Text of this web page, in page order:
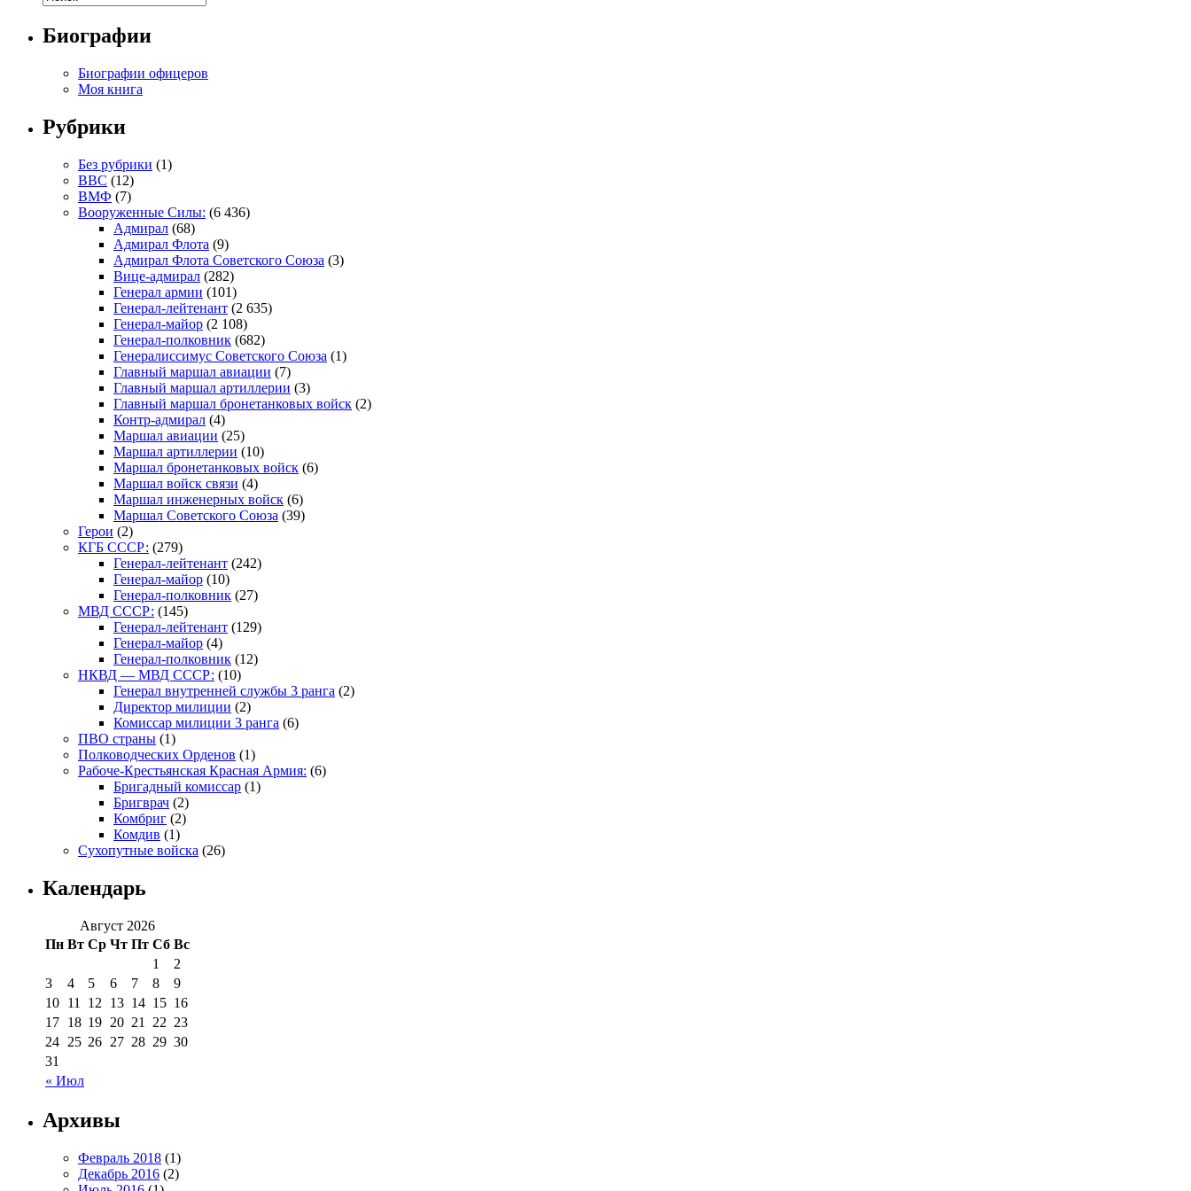
Биографии
Биографии офицеров
Моя книга
Рубрики
Без рубрики (1)
ВВС (12)
ВМФ (7)
Вооруженные Силы: (6 436)
Адмирал (68)
Адмирал Флота (9)
Адмирал Флота Советского Союза (3)
Вице-адмирал (282)
Генерал армии (101)
Генерал-лейтенант (2 635)
Генерал-майор (2 108)
Генерал-полковник (682)
Генералиссимус Советского Союза (1)
Главный маршал авиации (7)
Главный маршал артиллерии (3)
Главный маршал бронетанковых войск (2)
Контр-адмирал (4)
Маршал авиации (25)
Маршал артиллерии (10)
Маршал бронетанковых войск (6)
Маршал войск связи (4)
Маршал инженерных войск (6)
Маршал Советского Союза (39)
Герои (2)
КГБ СССР: (279)
Генерал-лейтенант (242)
Генерал-майор (10)
Генерал-полковник (27)
МВД СССР: (145)
Генерал-лейтенант (129)
Генерал-майор (4)
Генерал-полковник (12)
НКВД — МВД СССР: (10)
Генерал внутренней службы 3 ранга (2)
Директор милиции (2)
Комиссар милиции 3 ранга (6)
ПВО страны (1)
Полководческих Орденов (1)
Рабоче-Крестьянская Красная Армия: (6)
Бригадный комиссар (1)
Бригврач (2)
Комбриг (2)
Комдив (1)
Сухопутные войска (26)
Календарь
Август 2026
Пн Вт Ср Чт Пт Сб Вс
« Июл
1
2
3
4 5 6 7 8
9
10 11 12 13 14 15 16
17 18 19 20 21 22 23
24 25 26 27 28 29 30
31
Архивы
Февраль 2018 (1)
Декабрь 2016 (2)